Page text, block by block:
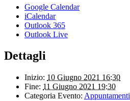
Google Calendar
iCalendar
Outlook 365
Outlook Live
Dettagli
Inizio: 10 Giugno 2021 16:30
Fine: 11 Giugno 2021 19:30
Categoria Evento: Appuntamenti